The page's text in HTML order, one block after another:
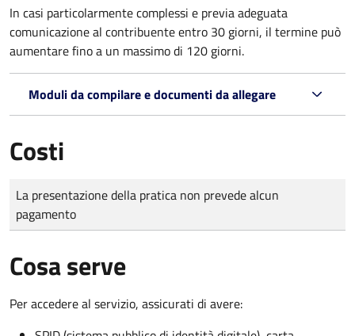
In casi particolarmente complessi e previa adeguata
comunicazione al contribuente entro 30 giorni, il termine può
aumentare fino a un massimo di 120 giorni.
Moduli da compilare e documenti da allegare
Costi
Tipo di pagamento
Importo
La presentazione della pratica non prevede alcun
pagamento
Cosa serve
Per accedere al servizio, assicurati di avere: